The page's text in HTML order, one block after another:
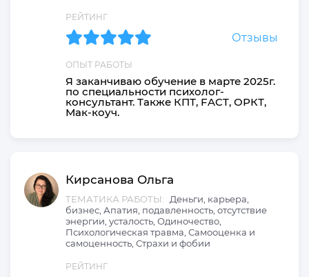
РЕЙТИНГ
Отзывы
ОПЫТ РАБОТЫ
Я заканчиваю обучение в марте 2025г.
по специальности психолог-
консультант. Также КПТ, FACT, ОРКТ,
Мак-коуч.
Кирсанова Ольга
ТЕМАТИКА РАБОТЫ:
Деньги, карьера,
бизнес, Апатия, подавленность, отсутствие
энергии, усталость, Одиночество,
Психологическая травма, Самооценка и
самоценность, Страхи и фобии
РЕЙТИНГ